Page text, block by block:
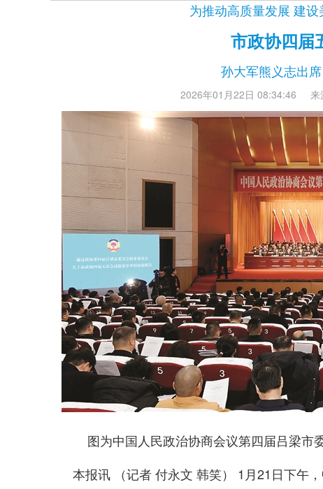
为推动高质量发展 建
市政协四届
孙大军熊义志出
2026年01月22日 08:34:46
图为中国人民政治协商会议第四届吕梁
本报讯 （记者 付永文 韩笑） 1月21日下午